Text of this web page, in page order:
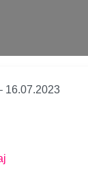
16.07.2023